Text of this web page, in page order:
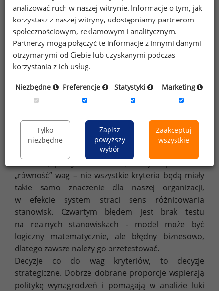
nieprawidłowo ustawione wagi.
Podsumowanie
Największym błędem firm przy projektowaniu
wag jest szukanie „benchmarku wag” – skupianiu
się na tym, jakie wagi kryteriów stosują inne firmy.
ale niezbędne jest zadanie sobie pytania - jakie
kompetencje chcemy w naszej organizacji
przecenianie „twardych” kryteriów (np.
wykształcenie, doświadczenie), które są proste
do opisania, ale nie zawsze związane z realną
wartością pracy. Trzecim błędem jest przesadna
„równość” wag – nie wszystkie kryteria będą miały
takie samo znaczenie dla naszej organizacji,
w efekcie system straci sens różnicowania
stanowisk. Czwartym błędem jest brak testu
na realnych stanowiskach - model może być
logiczny matematycznie, ale błędny biznesowo,
dlatego zawsze należy go przetestować.
Decyzje co do wag kryteriów, to decyzje
strategiczne. Dobrze dobrane proporcje wspierają
politykę wynagrodzeń i pomagają w analizie luki
analizować ruch w naszej witrynie. Informacje o tym, jak
korzystasz z naszej witryny, udostępniamy partnerom
społecznościowym, reklamowym i analitycznym.
Partnerzy mogą połączyć te informacje z innymi danymi
otrzymanymi od Ciebie lub uzyskanymi podczas
korzystania z ich usług.
Niezbędne Preferencje Statystyki Marketing
Tylko
niezbędne
Zapisz
powyższy
wybór
Zaakceptuj
wszystkie